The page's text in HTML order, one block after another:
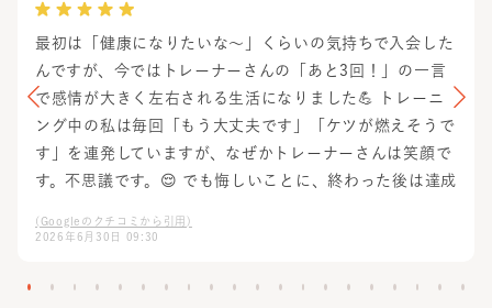
最初は「健康になりたいな〜」くらいの気持ちで入会した
んですが、今ではトレーナーさんの「あと3回！」の一言
で感情が大きく左右される生活になりました💪 トレーニ
ング中の私は毎回「もう大丈夫です」「ケツが燃えそうで
す」を連発していますが、なぜかトレーナーさんは笑顔で
す。不思議です。😌 でも悔しいことに、終わった後は達成
素晴らしい指導のおかげです！･:*+.\(( °ω° ))/.:+ も
います🛋️🏠 本当に感謝しています！
(Googleのクチコミから引用)
2026年6月30日 09:30